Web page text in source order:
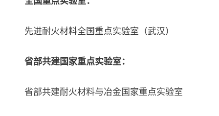
先进耐火材料全国重点实验室（武汉）
省部共建国家重点实验室：
省部共建耐火材料与冶金国家重点实验室